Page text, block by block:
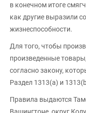
в конечном итоге
как другие выразили
жизнеспособности.
Для того, чтобы
произведенные
согласно закону,
Раздел 1313(a) и
Правила выдаются
Вашингтоне, округ